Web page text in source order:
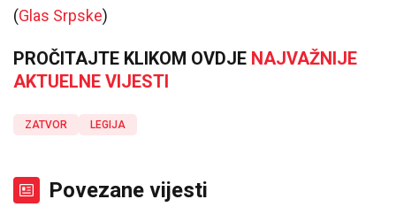
(Glas Srpske)
PROČITAJTE KLIKOM OVDJE NAJVAŽNIJE
AKTUELNE VIJESTI
ZATVOR LEGIJA
Povezane vijesti